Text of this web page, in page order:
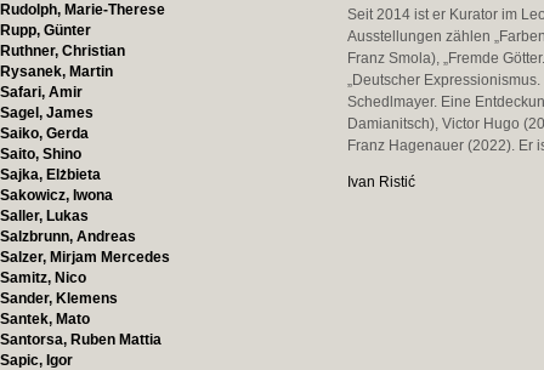
Rudolph, Marie-Therese
Rupp, Günter
Ruthner, Christian
Rysanek, Martin
Safari, Amir
Sagel, James
Saiko, Gerda
Saito, Shino
Sajka, Elżbieta
Sakowicz, Iwona
Saller, Lukas
Salzbrunn, Andreas
Salzer, Mirjam Mercedes
Samitz, Nico
Sander, Klemens
Santek, Mato
Santorsa, Ruben Mattia
Sapic, Igor
Seit 2014 ist er Kurator im
Ausstellungen zählen
Franz Smola), „Fremde
„Deutscher
Schedlmayer. Eine
Damianitsch), Victor Hugo
Franz Hagenauer (2022). Er
Ivan Ristić